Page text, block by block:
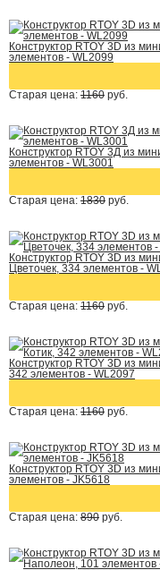
Конструктор RTOY 3D из
элементов - WL2099
Старая цена: 1160 руб.
Конструктор RTOY 3Д из
элементов - WL3001
Старая цена: 1830 руб.
Конструктор RTOY 3D из
Цветочек, 334 элементов -
Старая цена: 1160 руб.
Конструктор RTOY 3D из
342 элементов - WL2097
Старая цена: 1160 руб.
Конструктор RTOY 3D из
элементов - JK5618
Старая цена: 890 руб.